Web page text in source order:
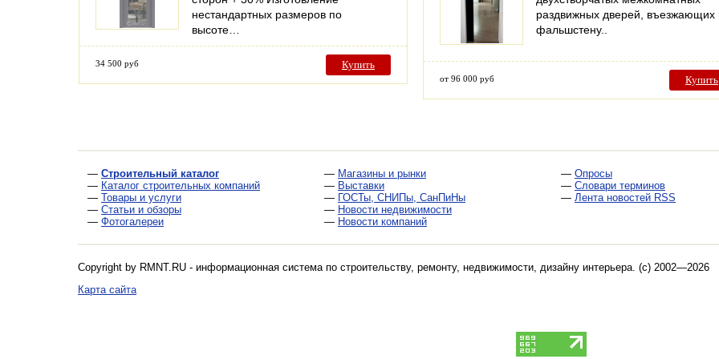
нестандартных размеров по
высоте…
34 500 руб Купить
раздвижных дверей, въезжающих
фальшстену..
от 96 000 руб Купить
— Строительный каталог
— Каталог строительных компаний
— Товары и услуги
— Статьи и обзоры
— Фотогалереи
— Магазины и рынки
— Выставки
— ГОСТы, СНИПы, СанПиНы
— Новости недвижимости
— Новости компаний
— Опросы
— Словари терминов
— Лента новостей RSS
Copyright by RMNT.RU - информационная система по строительству, ремонту, недвижимости, дизайну интерьера. (c) 2002—2026
Карта сайта